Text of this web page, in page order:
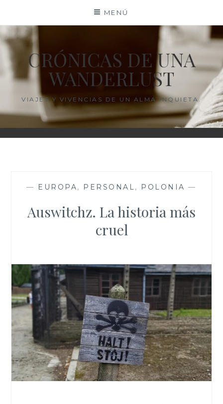
contenido
MENÚ
CRÓNICAS DE UNA
WANDERLUST
VIAJES Y VIVENCIAS DE UN ALMA INQUIETA.
— EUROPA, PERSONAL, POLONIA —
Auswitchz. La historia más
cruel